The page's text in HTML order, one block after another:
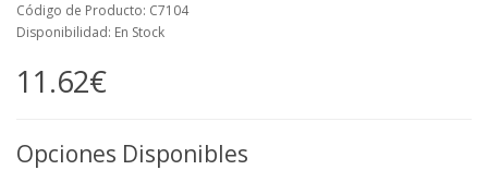
Código de Producto: C7104
Disponibilidad: En Stock
11.62€
Opciones Disponibles